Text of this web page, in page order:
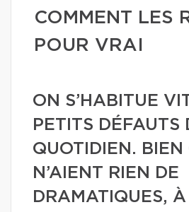
COMMENT LES
POUR VRAI
ON S’HABITUE
PETITS DÉFAUTS
QUOTIDIEN. BIEN
N’AIENT RIEN DE
DRAMATIQUES,